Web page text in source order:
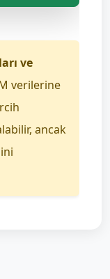
ve
verilerine
ancak